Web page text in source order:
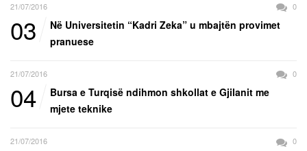
21/07/2016 0
03
Në Universitetin “Kadri Zeka” u mbajtën provimet
pranuese
21/07/2016 0
04
Bursa e Turqisë ndihmon shkollat e Gjilanit me
mjete teknike
21/07/2016 0